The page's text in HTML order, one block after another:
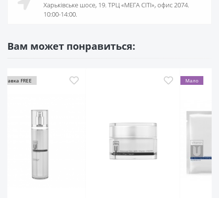
Харьківське шосе, 19. ТРЦ «МЕГА СІТІ», офис 2074.
10:00-14:00.
Вам может понравиться:
Мало